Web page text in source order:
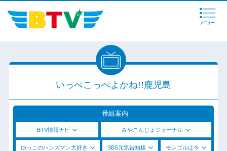
メニュー
いっぺこっぺよかね!!鹿児島
番組案内
BTV情報ナビ みやこんじょジャーナル
ゆっこのハンズマン大好き SBS元気告知板 モンゴルは今